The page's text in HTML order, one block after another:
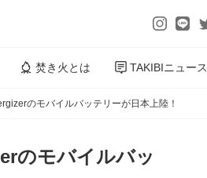
焚き火とは TAKIBIニュース
のモバイルバッテリーが日本上陸！
のモバイルバッ